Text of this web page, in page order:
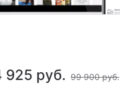
оплатой
925 руб. 99 900 руб.